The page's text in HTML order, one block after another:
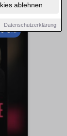
ablehnen
Datenschutzerklärung
Uhr